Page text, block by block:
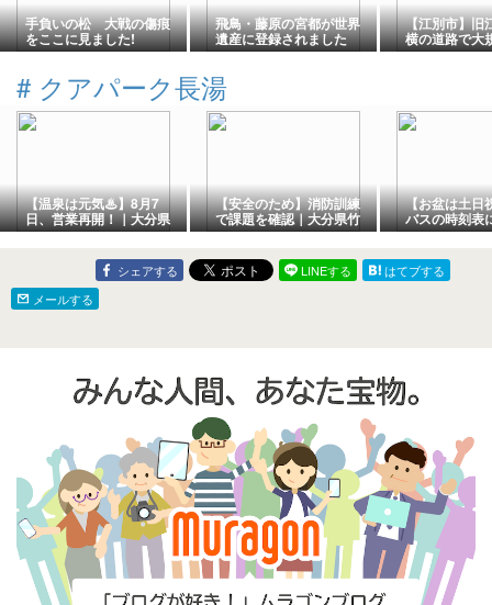
手負いの松 大戦の傷痕
をここに見ました!
飛鳥・藤原の宮都が世界
遺産に登録されました
【江別市】旧
横の道路で大
工事進行中
# クアパーク長湯
【温泉は元気♨】8月7
日、営業再開！｜大分県
竹田市長湯温泉ホテル
「クアパーク長湯」
【安全のため】消防訓練
で課題を確認｜大分県竹
田市長湯温泉ホテル「ク
アパーク長湯」
【お盆は土日
バスの時刻表
を！｜大分県
温泉ホテル「
長湯」
シェアする LINEする
はてブする
メールする